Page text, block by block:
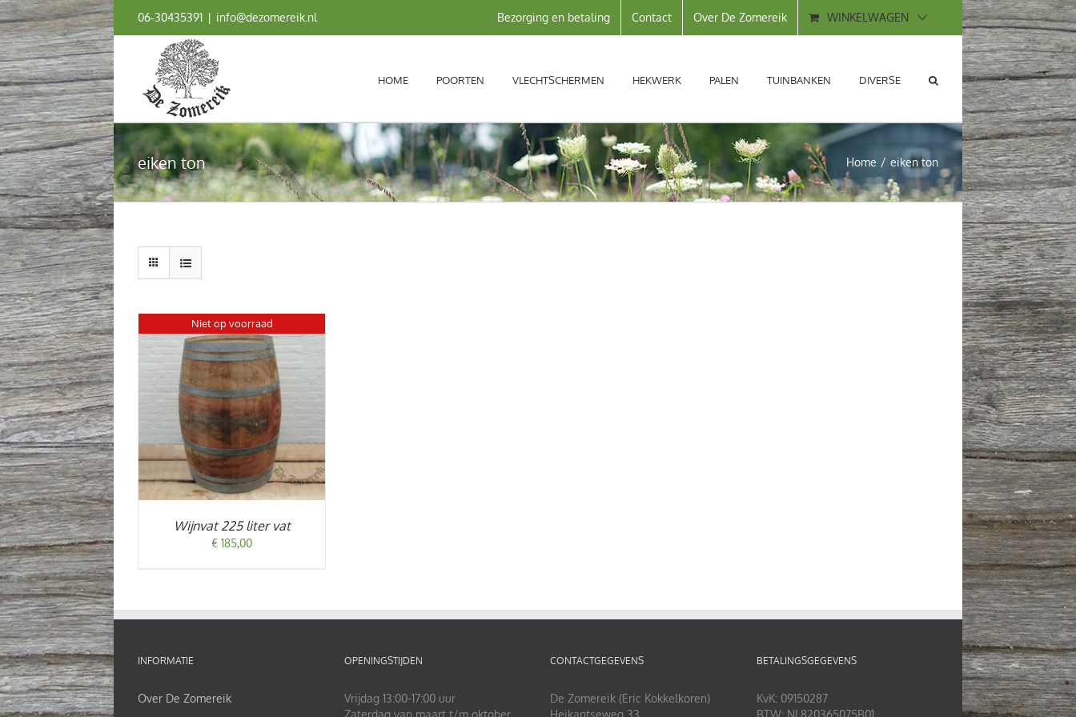
Ga
naar
inhoud
06‑30435391 | info@dezomereik.nl Bezorging en betaling Contact Over De Zomereik WINKELWAGEN
HOME POORTEN VLECHTSCHERMEN HEKWERK PALEN TUINBANKEN DIVERSE
eiken ton Home eiken ton
Niet op voorraad
DETAILS
Wijnvat 225 liter vat
€ 185,00
INFORMATIE
Over De Zomereik
OPENINGSTIJDEN
Vrijdag 13:00-17:00 uur
Zaterdag van maart t/m oktober
CONTACTGEGEVENS
De Zomereik (Eric Kokkelkoren)
Heikantseweg 33
BETALINGSGEGEVENS
KvK: 09150287
BTW: NL820365075B01